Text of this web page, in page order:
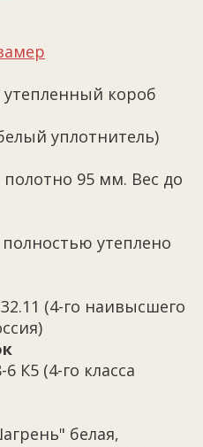
короб
уплотнитель)
95 мм. Вес до
утеплено
(4-го наивысшего
К5 (4-го класса
белая,